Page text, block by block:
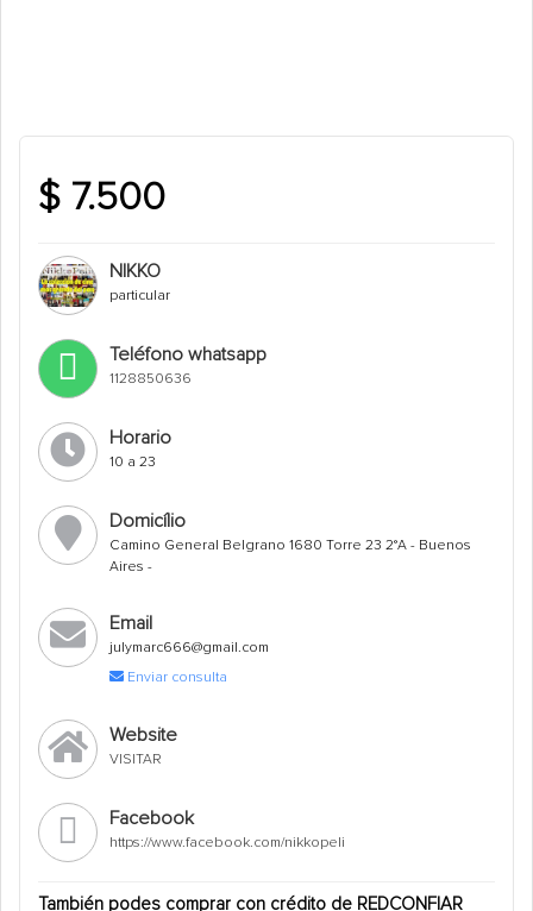
$ 7.500
NIKKO
particular
Teléfono whatsapp
1128850636
Horario
10 a 23
Domicílio
Camino General Belgrano 1680 Torre 23 2°A - Buenos
Aires -
Email
julymarc666@gmail.com
Enviar consulta
Website
VISITAR
Facebook
https://www.facebook.com/nikkopeli
También podes comprar con crédito de REDCONFIAR